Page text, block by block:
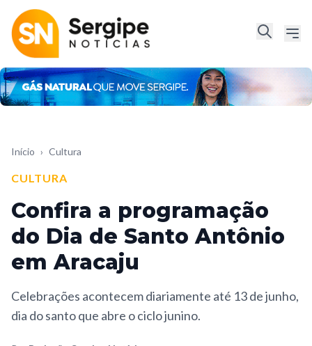
Início › Cultura
CULTURA
Confira a programação
do Dia de Santo Antônio
em Aracaju
Celebrações acontecem diariamente até 13 de junho,
dia do santo que abre o ciclo junino.